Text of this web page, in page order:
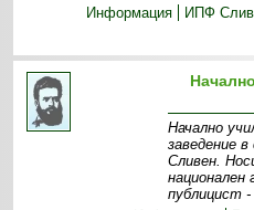
Информация
ИПФ
Начално
заведение
Сливен.
национален
публицист